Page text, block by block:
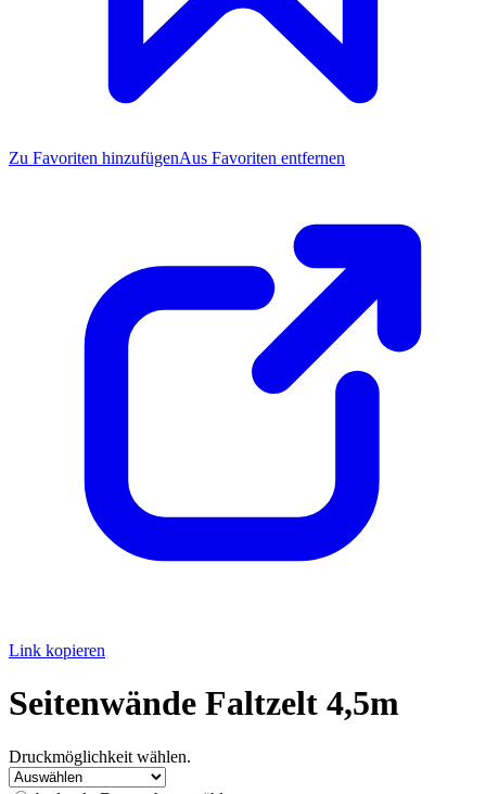
Zu Favoriten hinzufügenAus Favoriten entfernen
Link kopieren
Seitenwände Faltzelt 4,5m
Druckmöglichkeit wählen.